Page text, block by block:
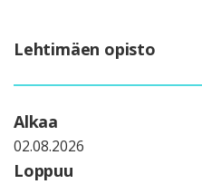
Lehtimäen opisto
Alkaa
02.08.2026
Loppuu